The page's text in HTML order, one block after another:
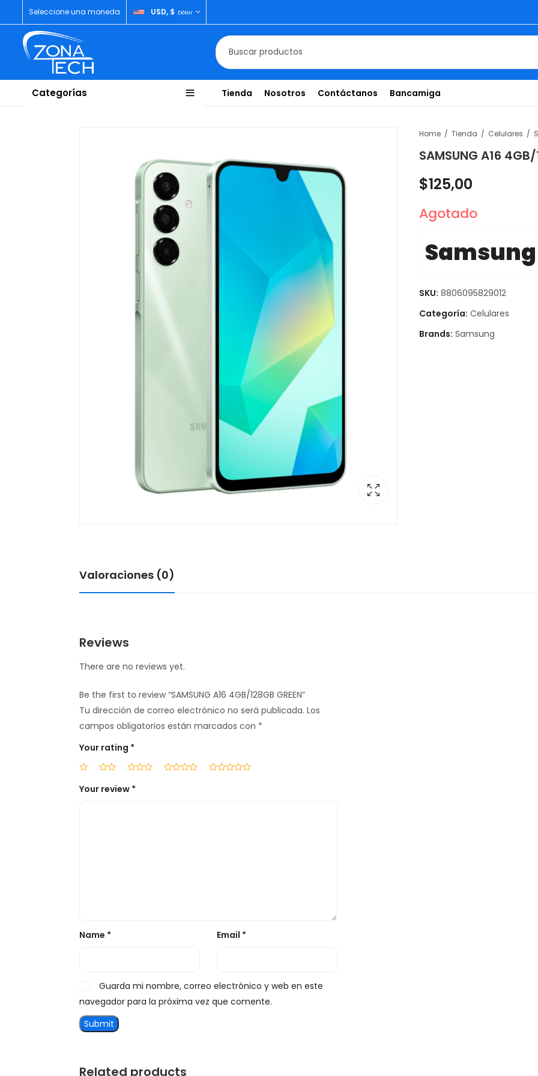
Seleccione una moneda USD, $ Dólar
Categorías Tienda Nosotros Contáctanos Bancamiga
Home Tienda Celulares
SAMSUNG A16 4GB/
$125,00
Agotado
Samsung
SKU: 8806095829012
Categoría: Celulares
Brands: Samsung
Valoraciones (0)
Reviews
There are no reviews yet.
Be the first to review “SAMSUNG A16 4GB/128GB GREEN”
Tu dirección de correo electrónico no será publicada. Los
campos obligatorios están marcados con *
Your rating *
Your review *
Name * Email *
Guarda mi nombre, correo electrónico y web en este
navegador para la próxima vez que comente.
Related products